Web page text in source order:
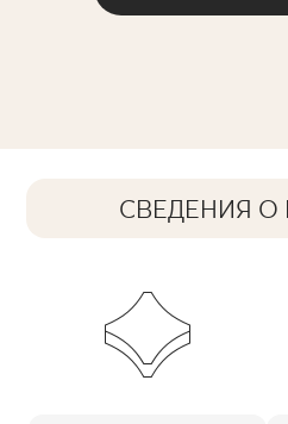
СВЕДЕНИЯ О